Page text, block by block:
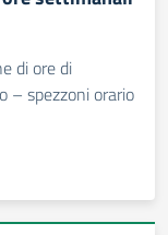
di ore di
– spezzoni orario